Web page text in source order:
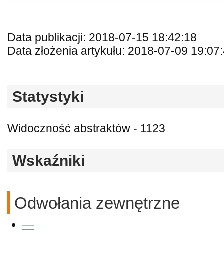
Data publikacji: 2018-07-15 18:42:18
Data złożenia artykułu: 2018-07-09
Statystyki
Widoczność abstraktów - 1123
Wskaźniki
Odwołania zewnętrzne
—